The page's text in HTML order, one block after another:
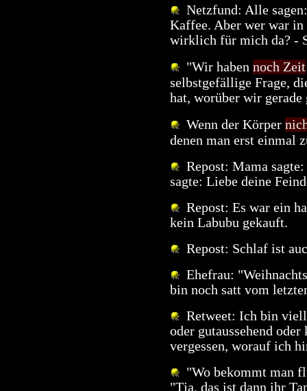
Netzfund: Alle
Kaffee. Aber wer war in
wirklich für mich da? -
"Wir haben noch Zeit
selbstgefällige Frage,
hat, worüber wir gerade
Wenn der Körper
denen man erst einmal
Repost: Mama
sagte: Liebe deine
Repost: Es war ein
kein Labubu gekauft.
Repost: Schlaf ist
Ehefrau:
bin noch satt vom
Retweet: Ich bin
oder gutaussehend
vergessen, worauf ich
"Wo bekommt man
"Tja, das ist dann ihr